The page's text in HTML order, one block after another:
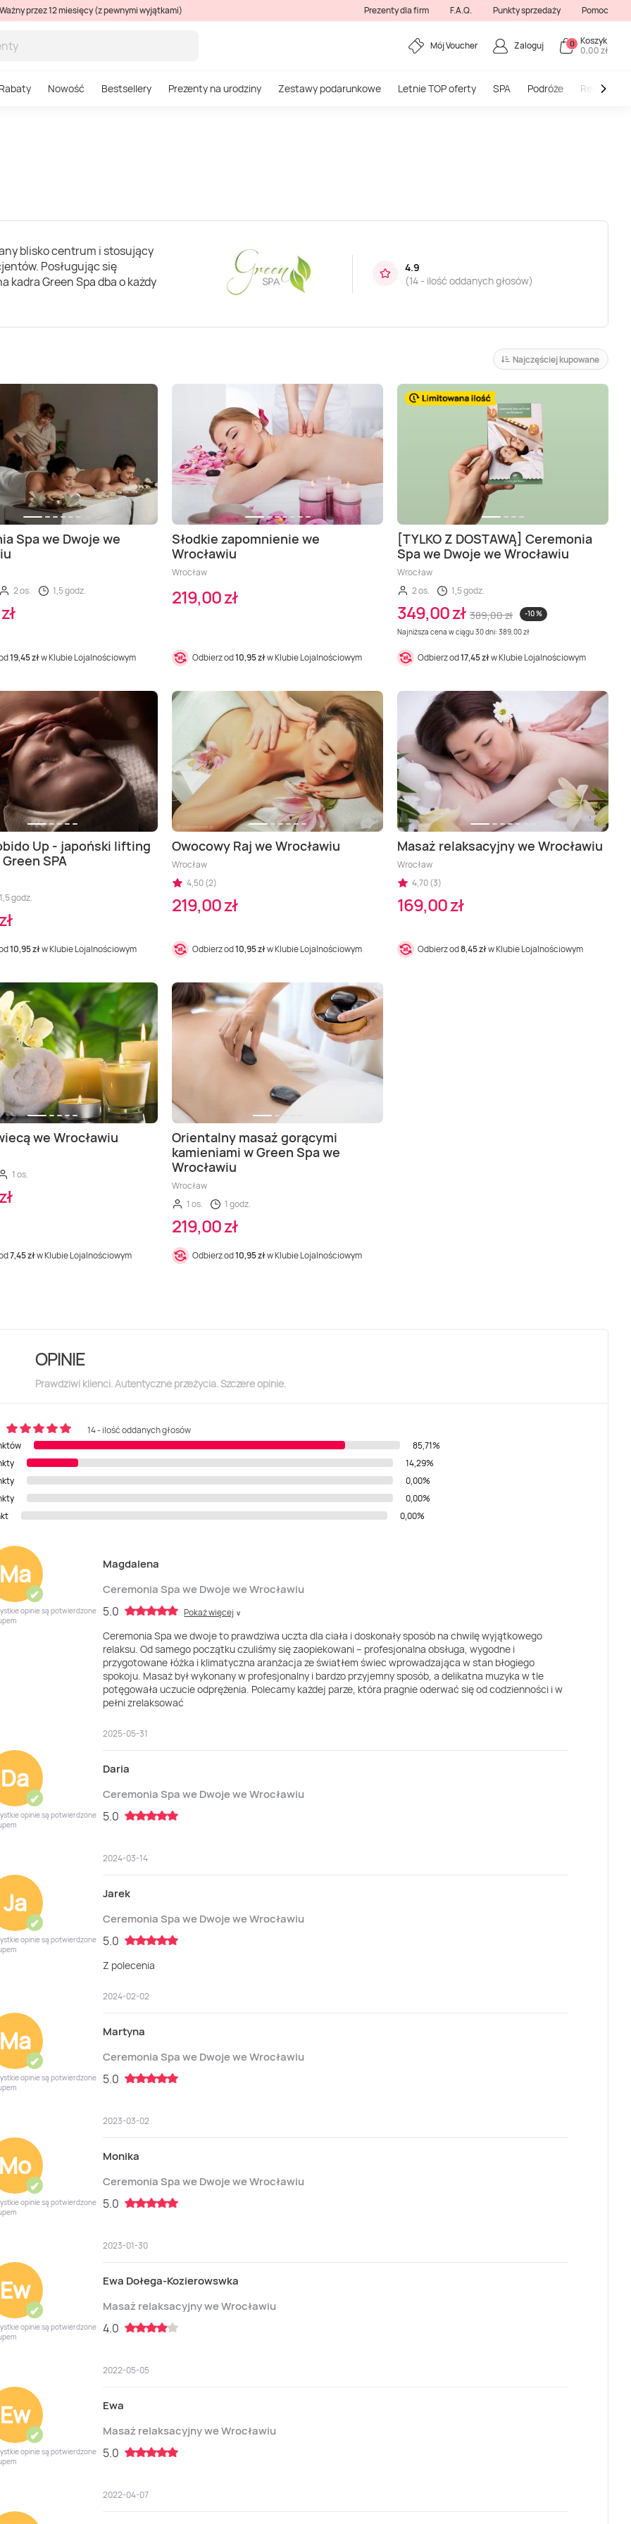
Ważny przez 12 miesięcy (z pewnymi wyjątkami) Prezenty dla firm F.A.Q. Punkty sprzedaży Pomoc
Mój Voucher Zaloguj 0 Koszyk
0,00 zł
Rabaty Nowość Bestsellery Prezenty na urodziny Zestawy podarunkowe Letnie TOP oferty SPA Podróże
blisko centrum i stosujący
Posługując się
kadra Green Spa dba o każdy
4.9
(14 - ilość oddanych głosów)
Najczęściej kupowane
Spa we Dwoje we
2 os. 1,5 godz.
19,45 złw Klubie Lojalnościowym
Słodkie zapomnienie we
Wrocławiu
Wrocław
219,00 zł
Odbierz od10,95 złw Klubie Lojalnościowym
[TYLKO Z DOSTAWĄ] Ceremonia
Spa we Dwoje we Wrocławiu
Wrocław
2 os.
1,5 godz.
349,00 zł 389,00 zł
-10 %
Najniższa cena w ciągu 30 dni: 389,00 zł
Odbierz od17,45 złw Klubie Lojalnościowym
Up - japoński lifting
SPA
1,5 godz.
10,95 złw Klubie Lojalnościowym
Owocowy Raj we Wrocławiu
Wrocław
4,50 (2)
219,00 zł
Odbierz od10,95 złw Klubie Lojalnościowym
Masaż relaksacyjny we Wrocławiu
Wrocław
4,70 (3)
169,00 zł
Odbierz od8,45 złw Klubie Lojalnościowym
we Wrocławiu
1 os.
7,45 złw Klubie Lojalnościowym
Orientalny masaż gorącymi
kamieniami w Green Spa we
Wrocławiu
Wrocław
1 os.
1 godz.
219,00 zł
Odbierz od10,95 złw Klubie Lojalnościowym
OPINIE
Prawdziwi klienci. Autentyczne przeżycia. Szczere opinie.
14 - ilość oddanych głosów
85,71%
14,29%
0,00%
0,00%
0,00%
Ma
✔
opinie są potwierdzone
Magdalena
Ceremonia Spa we Dwoje we Wrocławiu
5.0 Pokaż więcej ∨
Ceremonia Spa we dwoje to prawdziwa uczta dla ciała i doskonały sposób na chwilę wyjątkowego
relaksu. Od samego początku czuliśmy się zaopiekowani – profesjonalna obsługa, wygodne i
przygotowane łóżka i klimatyczna aranżacja ze światłem świec wprowadzająca w stan błogiego
spokoju. Masaż był wykonany w profesjonalny i bardzo przyjemny sposób, a delikatna muzyka w tle
potęgowała uczucie odprężenia. Polecamy każdej parze, która pragnie oderwać się od codzienności i w
pełni zrelaksować
2025-05-31
Da
✔
opinie są potwierdzone
Daria
Ceremonia Spa we Dwoje we Wrocławiu
5.0
2024-03-14
Ja
✔
opinie są potwierdzone
Jarek
Ceremonia Spa we Dwoje we Wrocławiu
5.0
Z polecenia
2024-02-02
Ma
✔
opinie są potwierdzone
Martyna
Ceremonia Spa we Dwoje we Wrocławiu
5.0
2023-03-02
Mo
✔
opinie są potwierdzone
Monika
Ceremonia Spa we Dwoje we Wrocławiu
5.0
2023-01-30
Ew
✔
opinie są potwierdzone
Ewa Dołega-Kozierowswka
Masaż relaksacyjny we Wrocławiu
4.0
2022-05-05
Ew
✔
opinie są potwierdzone
Ewa
Masaż relaksacyjny we Wrocławiu
5.0
2022-04-07